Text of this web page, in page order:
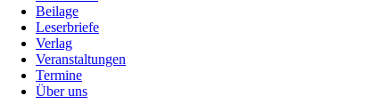
Beilage
Leserbriefe
Verlag
Veranstaltungen
Termine
Über uns